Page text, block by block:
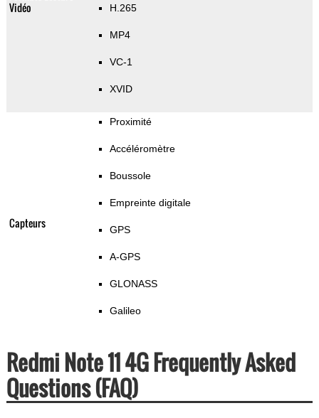
Vidéo
H.265
MP4
VC-1
XVID
Capteurs
Proximité
Accéléromètre
Boussole
Empreinte digitale
GPS
A-GPS
GLONASS
Galileo
Redmi Note 11 4G Frequently Asked
Questions (FAQ)